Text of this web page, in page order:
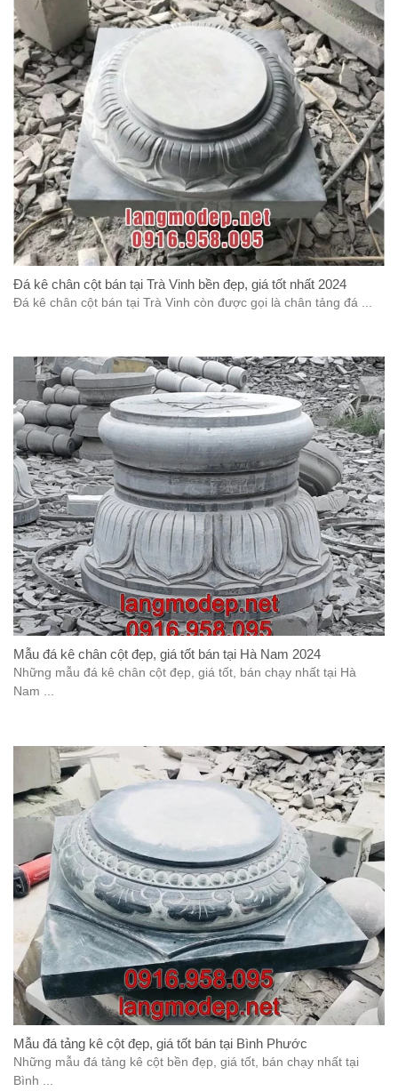
Đá kê chân cột bán tại Trà Vinh bền đẹp, giá tốt nhất 2024
Đá kê chân cột bán tại Trà Vinh còn được gọi là chân tảng đá ...
Mẫu đá kê chân cột đẹp, giá tốt bán tại Hà Nam 2024
Những mẫu đá kê chân cột đẹp, giá tốt, bán chạy nhất tại Hà
Nam ...
Mẫu đá tảng kê cột đẹp, giá tốt bán tại Bình Phước
Những mẫu đá tảng kê cột bền đẹp, giá tốt, bán chạy nhất tại
Bình ...